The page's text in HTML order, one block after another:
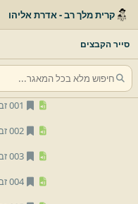
קרית מלך רב - אדרת אליהו
סייר הקבצים
03 נשים
05 קדשים
001 זבחים א,
002 זבחים ג,
003 זבחים ה,
004 זבחים ז,